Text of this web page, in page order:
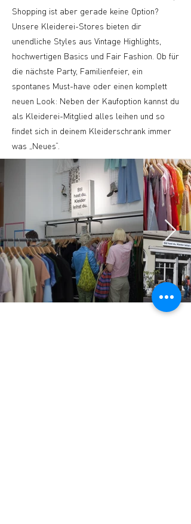
Shopping ist aber gerade keine Option?
Unsere Kleiderei-Stores bieten dir
unendliche Styles aus Vintage Highlights,
hochwertigen Basics und Fair Fashion. Ob für
die nächste Party, Familienfeier, ein
spontanes Must-have oder einen komplett
neuen Look: Neben der Kaufoption kannst du
als Kleiderei-Mitglied alles leihen und so
findet sich in deinem Kleiderschrank immer
was „Neues“.